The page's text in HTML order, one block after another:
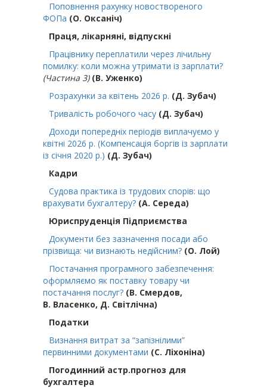
Поповнення рахунку новоствореного
ФОПа (О. Оксаніч)
Праця, лікарняні, відпускні
Працівнику переплатили через лічильну
помилку: коли можна утримати із зарплати?
(Частина 3) (В. Уженко)
Розрахунки за квітень 2026 р. (Д. Зубач)
Тривалість робочого часу (Д. Зубач)
Доходи попередніх періодів виплачуємо у
квітні 2026 р. (Компенсація боргів із зарплати
із січня 2020 р.) (Д. Зубач)
Кадри
Судова практика із трудових спорів: що
врахувати бухгалтеру? (А. Середа)
Юриспруденція Підприємства
Документи без зазначення посади або
прізвища: чи визнають недійсним? (О. Лой)
Постачання програмного забезпечення:
оформляємо як поставку товару чи
постачання послуг? (В. Смердов,
В. Власенко, Д. Світлічна)
Податки
Визнання витрат за “запізнілими”
первинними документами (С. Ліхоніна)
Погодинний астр.прогноз для
бухгалтера